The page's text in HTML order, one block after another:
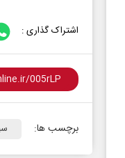
اشتراک گذاری :
برچسب ها: